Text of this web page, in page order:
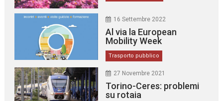
16 Settembre 2022
Al via la European
Mobility Week
Trasporto pubblico
27 Novembre 2021
Torino-Ceres: problemi
su rotaia